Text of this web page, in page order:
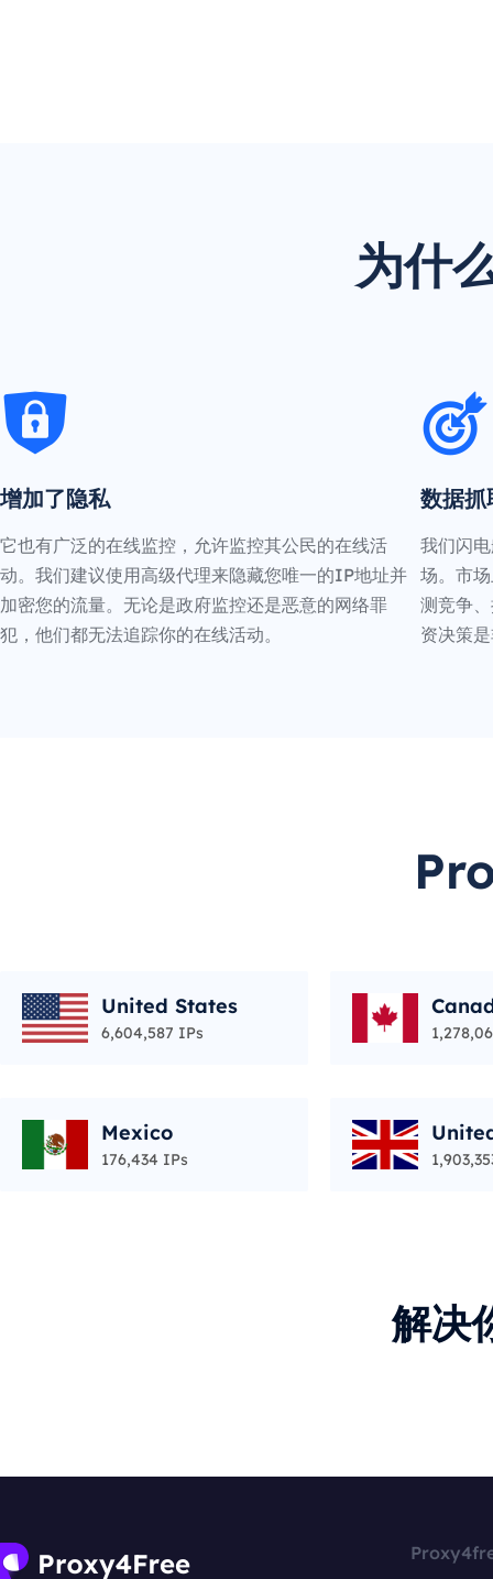
为什
增加了隐私
它也有广泛的在线监控，允许监控其公民的在线活
动。我们建议使用高级代理来隐藏您唯一的IP地址并
加密您的流量。无论是政府监控还是恶意的网络罪
犯，他们都无法追踪你的在线活动。
数据抓
我们闪
场。市
测竞争
资决策
United States
6,604,587 IPs
Mexico
176,434 IPs
解决